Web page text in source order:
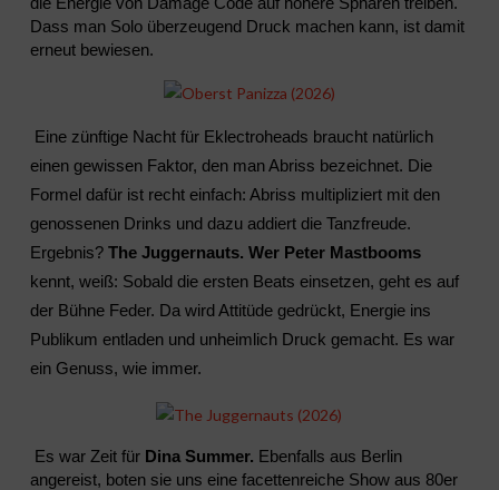
Dass man Solo überzeugend Druck machen kann, ist damit
erneut bewiesen.
Eine zünftige Nacht für Eklectroheads braucht natürlich
einen gewissen Faktor, den man Abriss bezeichnet. Die
Formel dafür ist recht einfach: Abriss multipliziert mit den
genossenen Drinks und dazu addiert die Tanzfreude.
Ergebnis? The Juggernauts. Wer Peter Mastbooms
kennt, weiß: Sobald die ersten Beats einsetzen, geht es auf
der Bühne Feder. Da wird Attitüde gedrückt, Energie ins
Publikum entladen und unheimlich Druck gemacht. Es war
ein Genuss, wie immer.
Es war Zeit für Dina Summer. Ebenfalls aus Berlin
angereist, boten sie uns eine facettenreiche Show aus 80er